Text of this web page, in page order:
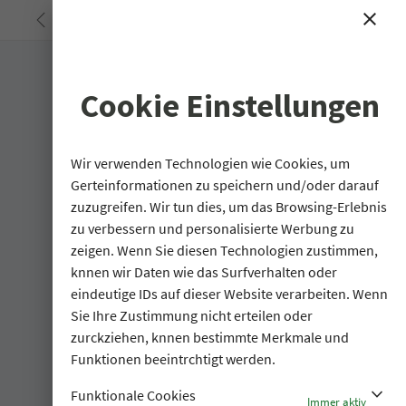
< close
Cookie Einstellungen
Wir verwenden Technologien wie Cookies, um
Gerteinformationen zu speichern und/oder darauf
zuzugreifen. Wir tun dies, um das Browsing-Erlebnis
zu verbessern und personalisierte Werbung zu
zeigen. Wenn Sie diesen Technologien zustimmen,
knnen wir Daten wie das Surfverhalten oder
eindeutige IDs auf dieser Website verarbeiten. Wenn
Sie Ihre Zustimmung nicht erteilen oder
zurckziehen, knnen bestimmte Merkmale und
Funktionen beeintrchtigt werden.
Funktionale Cookies
Immer aktiv stat_minus_1